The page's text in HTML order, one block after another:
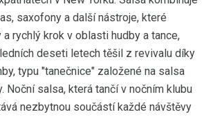
saxofony a další nástroje, které
rychlý krok v oblasti hudby a tance,
deseti letech těšil z revivalu díky
typu "tanečnice" založené na salsa
Noční salsa, která tančí v nočním klubu
nezbytnou součástí každé návštěvy